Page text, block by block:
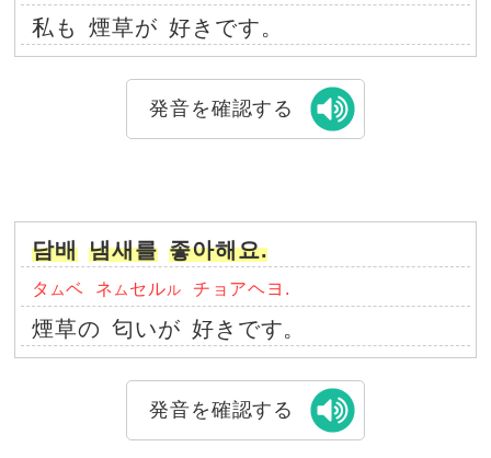
私も 煙草が 好きです。
発音を確認する
담배 냄새를 좋아해요.
タ ムベ ネ ム セルル チョアヘヨ.
煙草の 匂いが 好きです。
発音を確認する